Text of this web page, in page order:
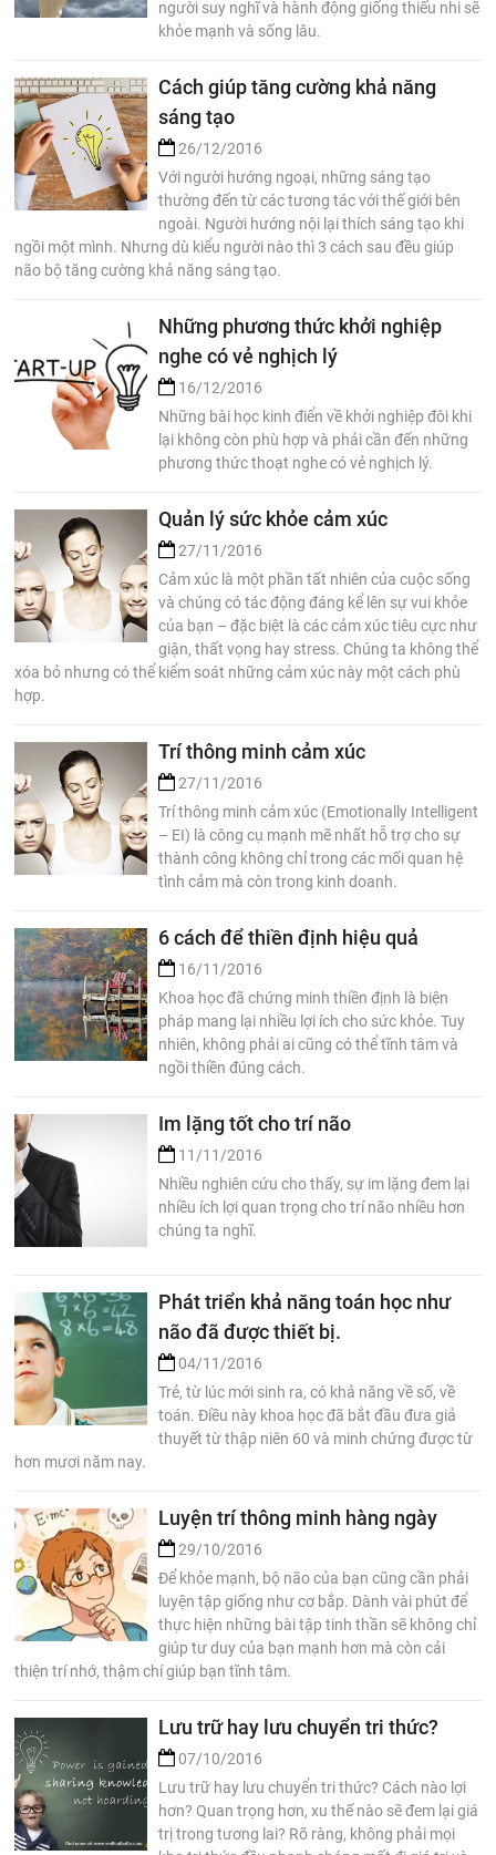
người suy nghĩ và hành động giống thiếu nhi sẽ
khỏe mạnh và sống lâu.
Cách giúp tăng cường khả năng
sáng tạo
26/12/2016
Với người hướng ngoại, những sáng tạo
thường đến từ các tương tác với thế giới bên
ngoài. Người hướng nội lại thích sáng tạo khi
ngồi một mình. Nhưng dù kiểu người nào thì 3 cách sau đều giúp
não bộ tăng cường khả năng sáng tạo.
Những phương thức khởi nghiệp
nghe có vẻ nghịch lý
16/12/2016
Những bài học kinh điển về khởi nghiệp đôi khi
lại không còn phù hợp và phải cần đến những
phương thức thoạt nghe có vẻ nghịch lý.
Quản lý sức khỏe cảm xúc
27/11/2016
Cảm xúc là một phần tất nhiên của cuộc sống
và chúng có tác động đáng kể lên sự vui khỏe
của bạn – đặc biệt là các cảm xúc tiêu cực như
giận, thất vọng hay stress. Chúng ta không thể
xóa bỏ nhưng có thể kiểm soát những cảm xúc này một cách phù
hợp.
Trí thông minh cảm xúc
27/11/2016
Trí thông minh cảm xúc (Emotionally Intelligent
– EI) là công cụ mạnh mẽ nhất hỗ trợ cho sự
thành công không chỉ trong các mối quan hệ
tình cảm mà còn trong kinh doanh.
6 cách để thiền định hiệu quả
16/11/2016
Khoa học đã chứng minh thiền định là biện
pháp mang lại nhiều lợi ích cho sức khỏe. Tuy
nhiên, không phải ai cũng có thể tĩnh tâm và
ngồi thiền đúng cách.
Im lặng tốt cho trí não
11/11/2016
Nhiều nghiên cứu cho thấy, sự im lặng đem lại
nhiều ích lợi quan trọng cho trí não nhiều hơn
chúng ta nghĩ.
Phát triển khả năng toán học như
não đã được thiết bị.
04/11/2016
Trẻ, từ lúc mới sinh ra, có khả năng về số, về
toán. Điều này khoa học đã bắt đầu đưa giả
thuyết từ thập niên 60 và minh chứng được từ
hơn mươi năm nay.
Luyện trí thông minh hàng ngày
29/10/2016
Để khỏe mạnh, bộ não của bạn cũng cần phải
luyện tập giống như cơ bắp. Dành vài phút để
thực hiện những bài tập tinh thần sẽ không chỉ
giúp tư duy của bạn mạnh hơn mà còn cải
thiện trí nhớ, thậm chí giúp bạn tĩnh tâm.
Lưu trữ hay lưu chuyển tri thức?
07/10/2016
Lưu trữ hay lưu chuyển tri thức? Cách nào lợi
hơn? Quan trọng hơn, xu thế nào sẽ đem lại giá
trị trong tương lai? Rõ ràng, không phải mọi